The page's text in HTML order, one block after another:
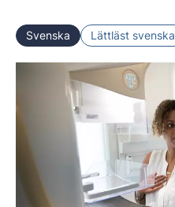
Svenska Lättläst svenska